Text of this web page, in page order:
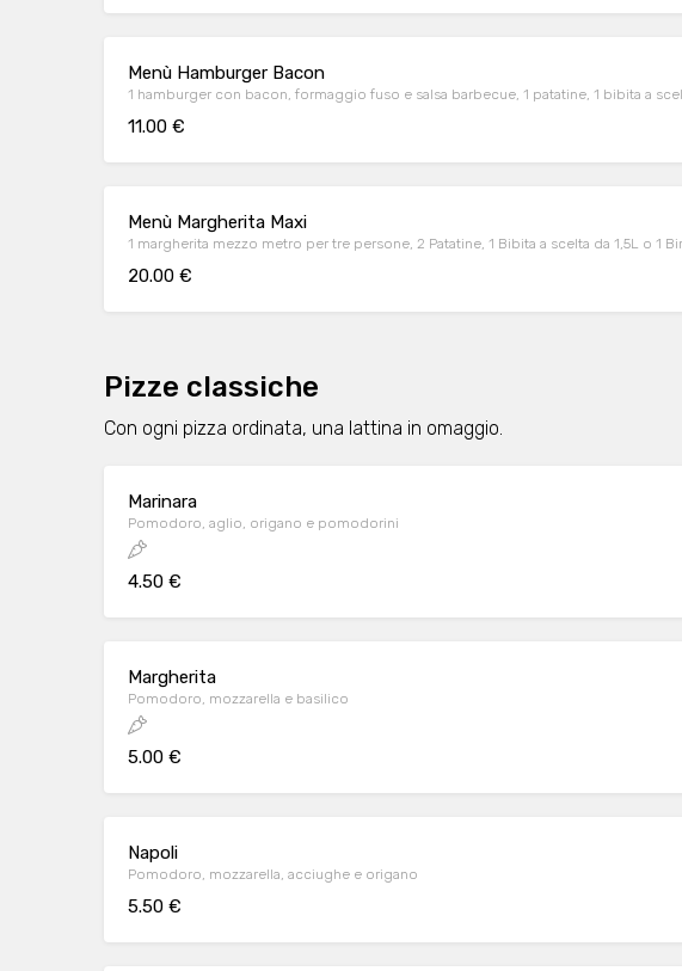
Menù Hamburger Bacon
1 hamburger con bacon, formaggio fuso e salsa barbecue, 1 patatine, 1 bibita a
11.00 €
Menù Margherita Maxi
1 margherita mezzo metro per tre persone, 2 Patatine, 1 Bibita a scelta da 1,5L o 1
20.00 €
Pizze classiche
Con ogni pizza ordinata, una lattina in omaggio.
Marinara
Pomodoro, aglio, origano e pomodorini
4.50 €
Margherita
Pomodoro, mozzarella e basilico
5.00 €
Napoli
Pomodoro, mozzarella, acciughe e origano
5.50 €